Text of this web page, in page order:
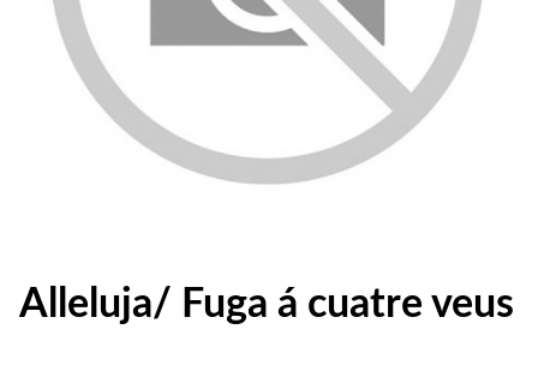
Alleluja/ Fuga á cuatre veus